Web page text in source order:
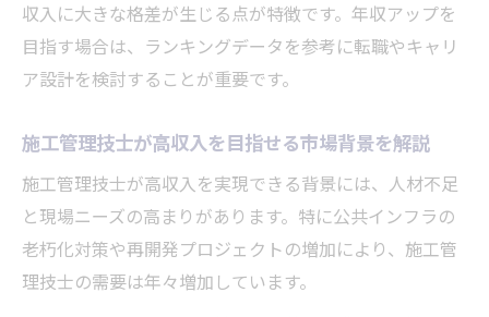
施工管理技士の賃金ランキングから見える
成長戦略
施工管理技士のキャリア設計に役立つ賃金
年代別に変わる施工管理年収の実態に迫る
施工管理技士の年収は20代と30代でどう変
化するか
施工管理技士の年代別年収ランキングと傾
向分析
収入に大きな格差が生じる点が特徴です。年収アップを
目指す場合は、ランキングデータを参考に転職やキャリ
ア設計を検討することが重要です。
施工管理技士が高収入を目指せる市場背景を解説
施工管理技士が高収入を実現できる背景には、人材不足
と現場ニーズの高まりがあります。特に公共インフラの
老朽化対策や再開発プロジェクトの増加により、施工管
理技士の需要は年々増加しています。